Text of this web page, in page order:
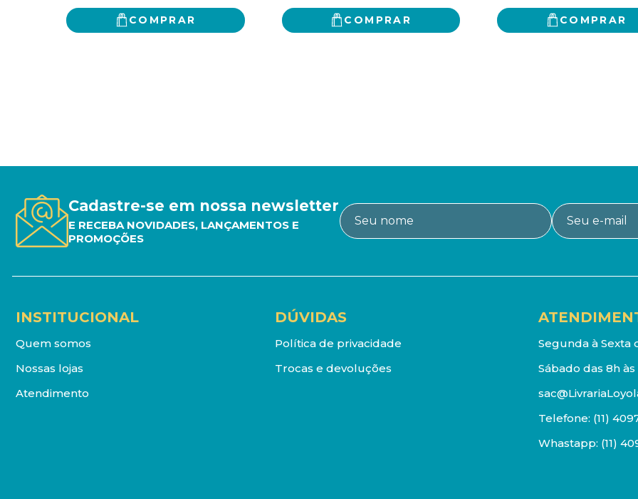
COMPRAR COMPRAR COMPRAR
Cadastre-se em nossa newsletter
E RECEBA NOVIDADES, LANÇAMENTOS E
PROMOÇÕES
INSTITUCIONAL
Quem somos
Nossas lojas
Atendimento
DÚVIDAS
Política de privacidade
Trocas e devoluções
Segunda à Sexta
Sábado das 8h às
Telefone: (11)
Whastapp: (11)